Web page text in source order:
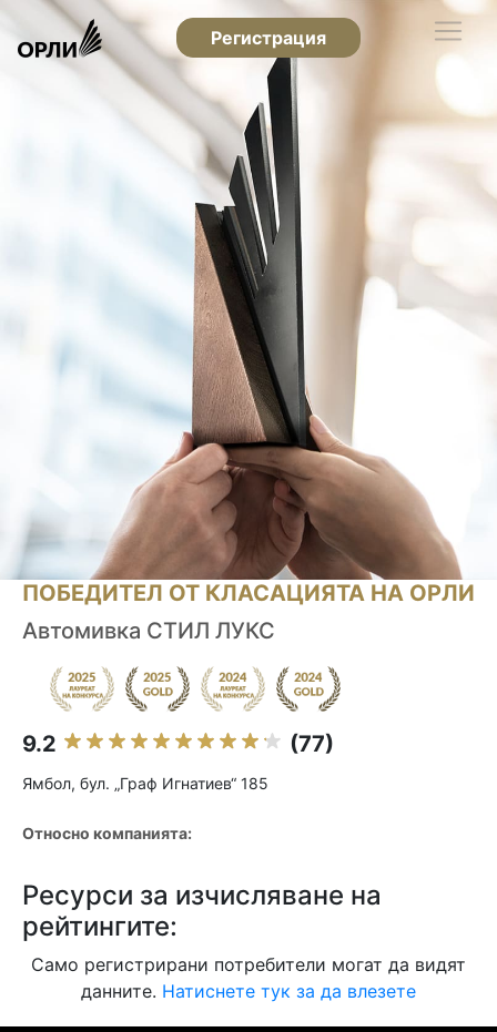
Регистрация
ПОБЕДИТЕЛ ОТ КЛАСАЦИЯТА НА ОРЛИ
Автомивка СТИЛ ЛУКС
9.2 (77)
Ямбол, бул. „Граф Игнатиев“ 185
Относно компанията:
Ресурси за изчисляване на
рейтингите:
Само регистрирани потребители могат да видят
данните. Натиснете тук за да влезете